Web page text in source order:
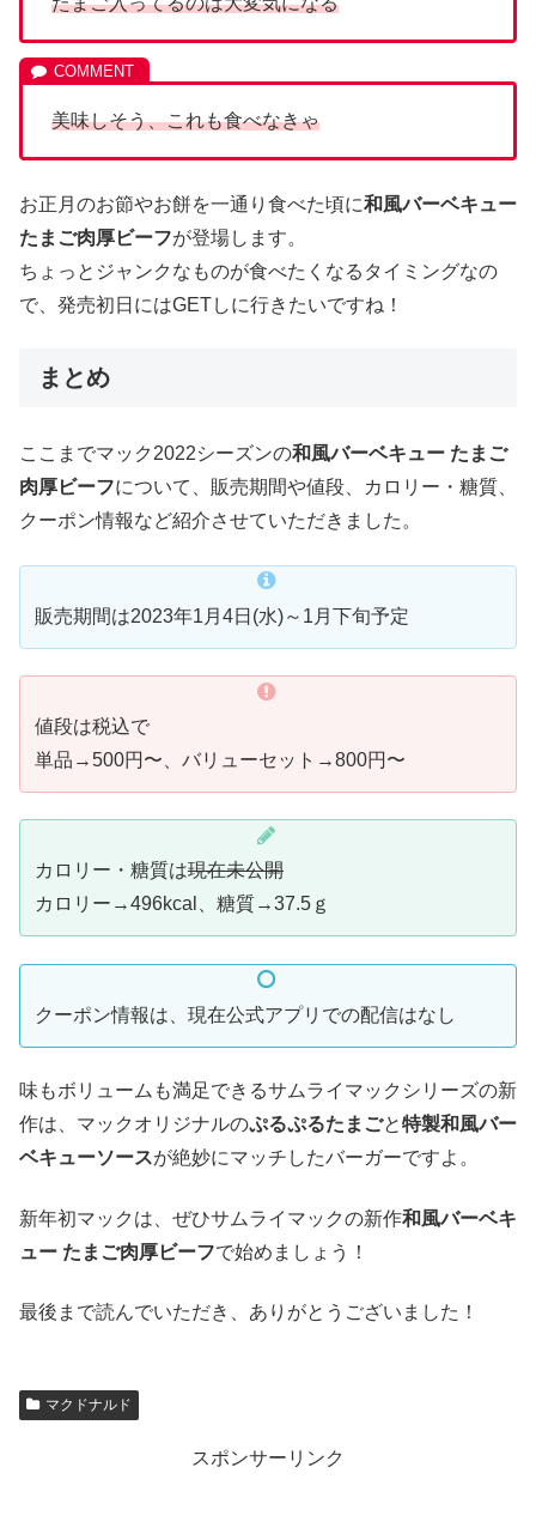
美味しそう、これも食べなきゃ
お正月のお節やお餅を一通り食べた頃に和風バーベキュー
たまご肉厚ビーフが登場します。
ちょっとジャンクなものが食べたくなるタイミングなの
で、発売初日にはGETしに行きたいですね！
まとめ
ここまでマック2022シーズンの和風バーベキュー たまご
肉厚ビーフについて、販売期間や値段、カロリー・糖質、
クーポン情報など紹介させていただきました。
販売期間は2023年1月4日(水)～1月下旬予定
値段は税込で
単品→500円〜、バリューセット→800円〜
カロリー・糖質は現在未公開
カロリー→496kcal、糖質→37.5ｇ
クーポン情報は、現在公式アプリでの配信はなし
味もボリュームも満足できるサムライマックシリーズの新
作は、マックオリジナルのぷるぷるたまごと特製和風バー
ベキューソースが絶妙にマッチしたバーガーですよ。
新年初マックは、ぜひサムライマックの新作和風バーベキ
ュー たまご肉厚ビーフで始めましょう！
最後まで読んでいただき、ありがとうございました！
マクドナルド
スポンサーリンク